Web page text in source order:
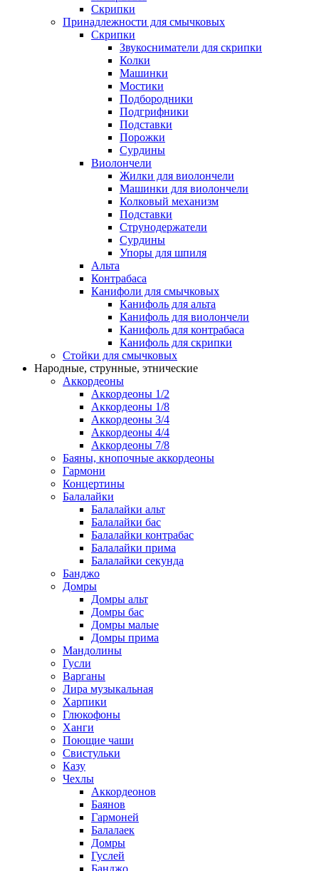
Скрипки
Принадлежности для смычковых
Скрипки
Звукосниматели для скрипки
Колки
Машинки
Мостики
Подбородники
Подгрифники
Подставки
Порожки
Сурдины
Виолончели
Жилки для виолончели
Машинки для виолончели
Колковый механизм
Подставки
Струнодержатели
Сурдины
Упоры для шпиля
Альта
Контрабаса
Канифоли для смычковых
Канифоль для альта
Канифоль для виолончели
Канифоль для контрабаса
Канифоль для скрипки
Стойки для смычковых
Народные, струнные, этнические
Аккордеоны
Аккордеоны 1/2
Аккордеоны 1/8
Аккордеоны 3/4
Аккордеоны 4/4
Аккордеоны 7/8
Баяны, кнопочные аккордеоны
Гармони
Концертины
Балалайки
Балалайки альт
Балалайки бас
Балалайки контрабас
Балалайки прима
Балалайки секунда
Банджо
Домры
Домры альт
Домры бас
Домры малые
Домры прима
Мандолины
Гусли
Варганы
Лира музыкальная
Харпики
Глюкофоны
Ханги
Поющие чаши
Свистульки
Казу
Чехлы
Аккордеонов
Баянов
Гармоней
Балалаек
Домры
Гуслей
Банджо